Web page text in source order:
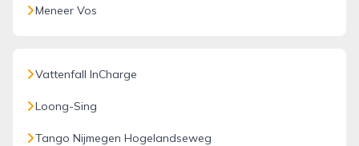
Meneer Vos
Vattenfall InCharge
Loong-Sing
Tango Nijmegen Hogelandseweg